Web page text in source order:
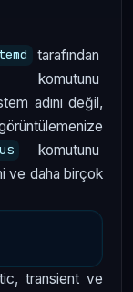
tarafından
adını değil,
komutunu
ve daha birçok
transient ve